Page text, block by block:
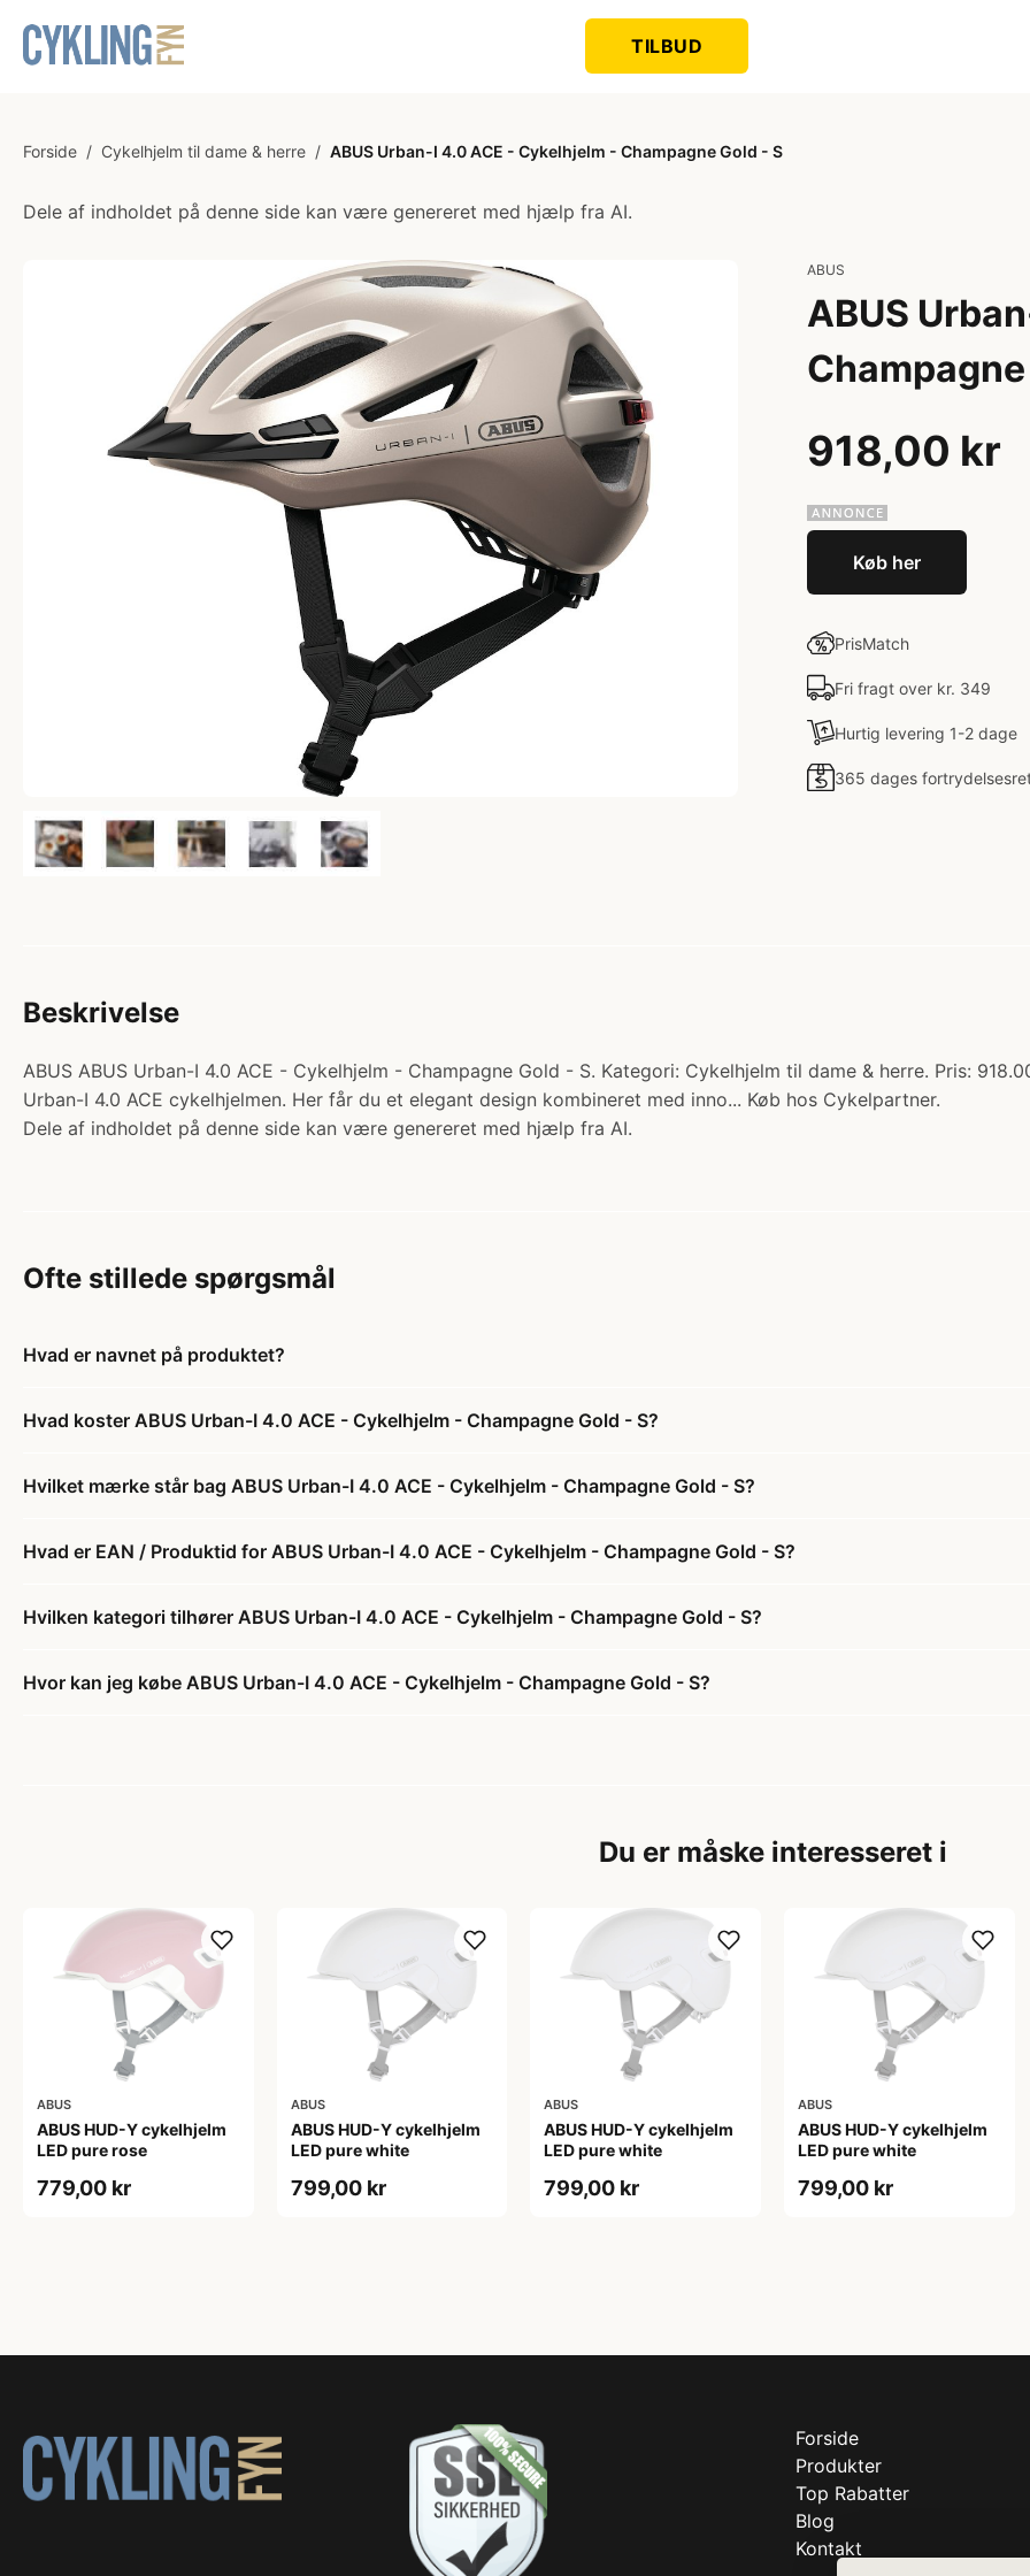
TILBUD
Forside / Cykelhjelm til dame & herre / ABUS Urban-I 4.0 ACE - Cykelhjelm - Champagne Gold - S
Dele af indholdet på denne side kan være genereret med hjælp fra AI.
ABUS
ABUS
918,00 kr
Køb her
PrisMatch
Fri fragt over kr. 349
Hurtig levering 1-2 dage
365 dages
Beskrivelse
ABUS ABUS Urban-I 4.0 ACE - Cykelhjelm - Champagne Gold - S. Kategori: Cykelhjelm til dame & herre. Pris:
Urban-I 4.0 ACE cykelhjelmen. Her får du et elegant design kombineret med inno... Køb hos Cykelpartner.
Dele af indholdet på denne side kan være genereret med hjælp fra AI.
Ofte stillede spørgsmål
Hvad er navnet på produktet?
Hvad koster ABUS Urban-I 4.0 ACE - Cykelhjelm - Champagne Gold - S?
Hvilket mærke står bag ABUS Urban-I 4.0 ACE - Cykelhjelm - Champagne Gold - S?
Hvad er EAN / Produktid for ABUS Urban-I 4.0 ACE - Cykelhjelm - Champagne Gold - S?
Hvilken kategori tilhører ABUS Urban-I 4.0 ACE - Cykelhjelm - Champagne Gold - S?
Hvor kan jeg købe ABUS Urban-I 4.0 ACE - Cykelhjelm - Champagne Gold - S?
Du er måske interesseret i
ABUS
ABUS HUD-Y cykelhjelm
LED pure rose
779,00 kr
ABUS
ABUS HUD-Y cykelhjelm
LED pure white
799,00 kr
ABUS
ABUS HUD-Y cykelhjelm
LED pure white
799,00 kr
ABUS
ABUS HUD-Y cykelhjelm
LED pure white
799,00 kr
Forside
Produkter
Top Rabatter
Blog
Kontakt